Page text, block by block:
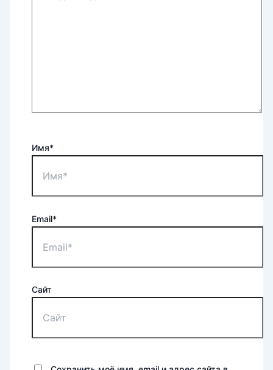
Имя*
Email*
Сайт